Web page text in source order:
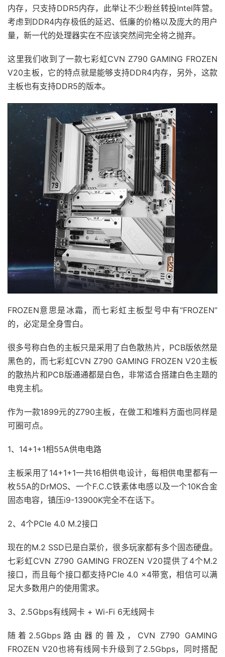
内存，只支持DDR5内存，此举让不少粉丝转投Intel阵营。
考虑到DDR4内存极低的延迟、低廉的价格以及庞大的用户
量，新一代的处理器实在不应该突然间完全将之抛弃。
这里我们收到了一款七彩虹CVN Z790 GAMING FROZEN
V20主板，它的特点就是能够支持DDR4内存，另外，这款
主板也有支持DDR5的版本。
FROZEN意思是冰霜，而七彩虹主板型号中有“FROZEN”
的，必定是全身雪白。
很多号称白色的主板只是采用了白色散热片，PCB版依然是
黑色的，而七彩虹CVN Z790 GAMING FROZEN V20主板
的散热片和PCB版通通都是白色，非常适合搭建白色主题的
电竞主机。
作为一款1899元的Z790主板，在做工和堆料方面也同样是
可圈可点。
1、14+1+1相55A供电电路
主板采用了14+1+1一共16相供电设计，每相供电里都有一
枚55A的DrMOS、一个F.C.C铁素体电感以及一个10K合金
固态电容，镇压i9-13900K完全不在话下。
2、4个PCIe 4.0 M.2接口
现在的M.2 SSD已是白菜价，很多玩家都有多个固态硬盘。
七彩虹CVN Z790 GAMING FROZEN V20提供了4个M.2
接口，而且每个接口都支持PCIe 4.0 x4带宽，相信可以满
足大多数用户的使用需求。
3、2.5Gbps有线网卡 + Wi-Fi 6无线网卡
随着2.5Gbps路由器的普及，CVN Z790 GAMING
FROZEN V20也将有线网卡升级到了2.5Gbps，同时搭配